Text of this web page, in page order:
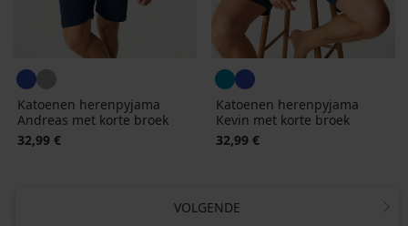
Katoenen herenpyjama
Andreas met korte broek
32,99 €
Katoenen herenpyjama
Kevin met korte broek
32,99 €
VOLGENDE